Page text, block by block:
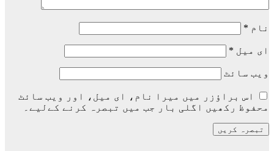
نام *
ای میل *
ویب‌ سائٹ
اس براؤزر میں میرا نام، ای میل، اور ویب سائٹ
محفوظ رکھیں اگلی بار جب میں تبصرہ کرنے کےلیے۔